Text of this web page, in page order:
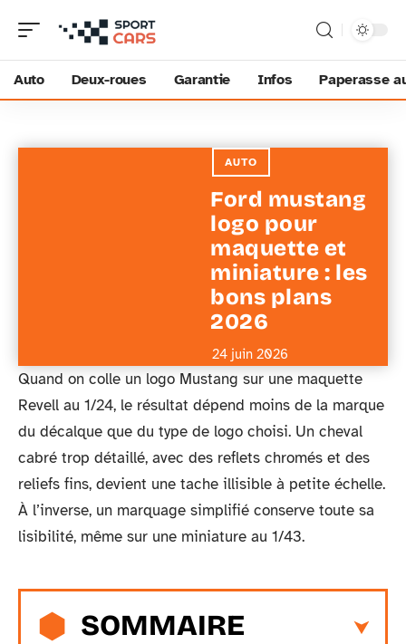
Auto Deux-roues Garantie Infos Paperasse
AUTO
Ford mustang
logo pour
maquette et
miniature : les
bons plans
2026
24 juin 2026
Quand on colle un logo Mustang sur une maquette
Revell au 1/24, le résultat dépend moins de la marque
du décalque que du type de logo choisi. Un cheval
cabré trop détaillé, avec des reflets chromés et des
reliefs fins, devient une tache illisible à petite échelle.
À l’inverse, un marquage simplifié conserve toute sa
lisibilité, même sur une miniature au 1/43.
SOMMAIRE